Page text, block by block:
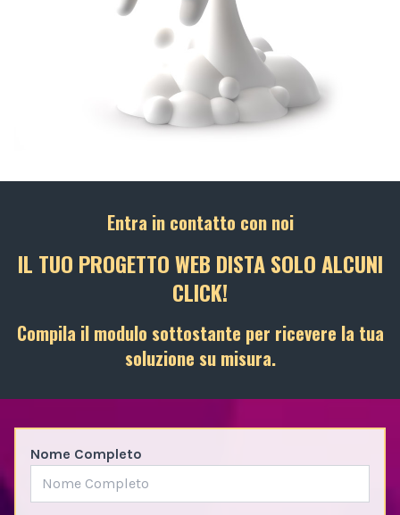
Entra in contatto con noi
IL TUO PROGETTO WEB DISTA SOLO ALCUNI
CLICK!
Compila il modulo sottostante per ricevere la tua
soluzione su misura.
Nome Completo